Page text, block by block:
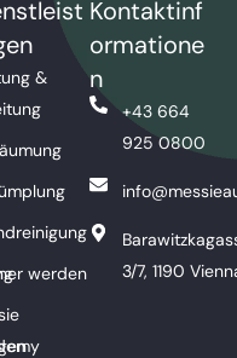
&
werden
Kontaktinf
ormatione
n
+43 664
925 0800
3/7, 1190